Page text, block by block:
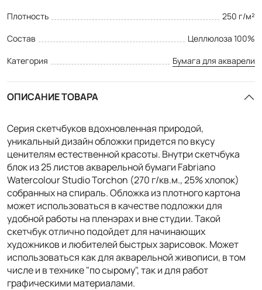
Плотность
250 г/м²
Состав
Целлюлоза 100%
Категория
Бумага для акварели
ОПИСАНИЕ ТОВАРА
Серия скетчбуков вдохновленная природой,
уникальный дизайн обложки придется по вкусу
ценителям естественной красоты. Внутри скетчбука
блок из 25 листов акварельной бумаги Fabriano
Watercolour Studio Torchon (270 г/кв.м., 25% хлопок)
собранных на спираль. Обложка из плотного картона
может использоваться в качестве подложки для
удобной работы на пленэрах и вне студии. Такой
скетчбук отлично подойдет для начинающих
художников и любителей быстрых зарисовок. Может
использоваться как для акварельной живописи, в том
числе и в технике "по сырому", так и для работ
графическими материалами.